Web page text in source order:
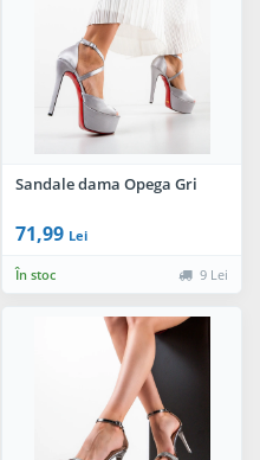
Sandale dama Opega Gri
71,99 Lei
În stoc 9 Lei